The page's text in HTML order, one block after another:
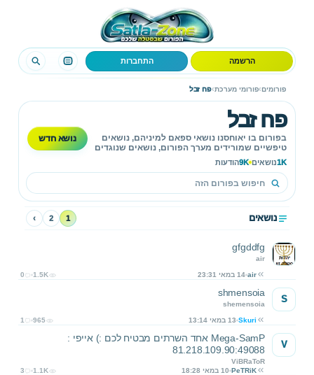
הרשמה התחברות
פורומים›פורומי מערכת›פח זבל
פח זבל
בפורום בו יאוחסנו נושאי ספאם למיניהם, נושאים
טיפשיים שמורידים מערך הפורום, נושאים שנוגדים
את כללי האתר וכו'...
1Kנושאים 9Kהודעות
נושא חדש
נושאים 1
2
›
gfgddfg
air
air 14 במאי 23:31 0 1.5K
shmensoia
shemensoia
Skuri 13 במאי 13:14 1 965
S
Mega-SamP אחד השרתים מבטיח לכם :) אייפי :
81.218.109.90:49088
ViBRaToR
PeTRiK 10 במאי 18:28 3 1.1K
V